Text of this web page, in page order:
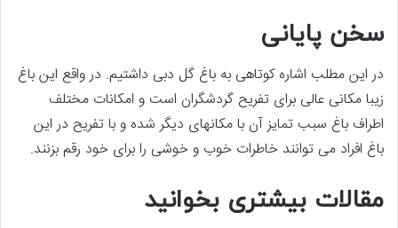
سخن پایانی
در این مطلب اشاره کوتاهی به باغ گل دبی داشتیم. در واقع این باغ
زیبا مکانی عالی برای تفریح گردشگران است و امکانات مختلف
اطراف باغ سبب تمایز آن با مکانهای دیگر شده و با تفریح در این
باغ افراد می توانند خاطرات خوب و خوشی را برای خود رقم بزنند.
مقالات بیشتری بخوانید